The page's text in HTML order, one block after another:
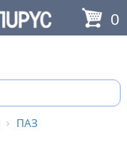
0
ПАЗ